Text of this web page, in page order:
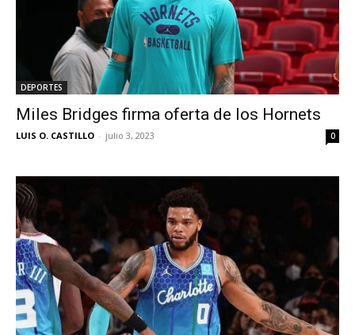
DEPORTES
Miles Bridges firma oferta de los Hornets
LUIS O. CASTILLO - julio 3, 2023 0